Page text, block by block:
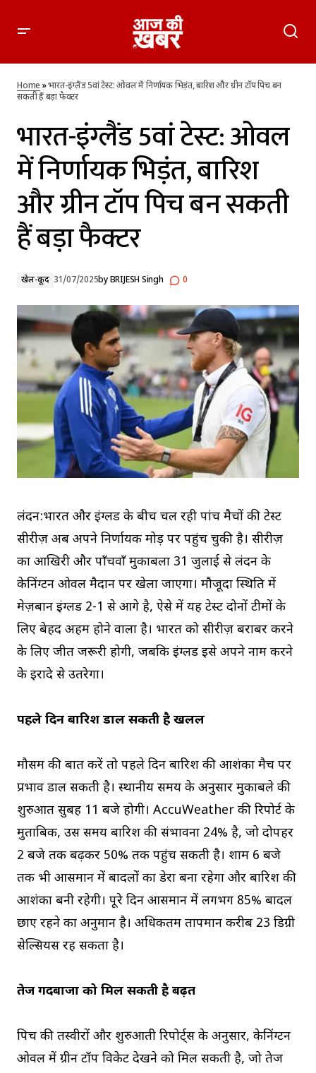
बन सकती हैं बड़ा फैक्टर
Home»भारत-इंग्लैंड 5वां टेस्ट: ओवल में निर्णायक भिड़ंत, बारिश और ग्रीन टॉप पिच बन
सकती हैं बड़ा फैक्टर
भारत-इंग्लैंड 5वां टेस्ट: ओवल
में निर्णायक भिड़ंत, बारिश
और ग्रीन टॉप पिच बन सकती
हैं बड़ा फैक्टर
खेल-कूद 31/07/2025byBRIJESH Singh 0
लंदन:भारत और इंग्लैंड के बीच चल रही पांच मैचों की टेस्ट
सीरीज़ अब अपने निर्णायक मोड़ पर पहुंच चुकी है। सीरीज़
का आखिरी और पाँचवाँ मुकाबला 31 जुलाई से लंदन के
केनिंग्टन ओवल मैदान पर खेला जाएगा। मौजूदा स्थिति में
मेज़बान इंग्लैंड 2-1 से आगे है, ऐसे में यह टेस्ट दोनों टीमों के
लिए बेहद अहम होने वाला है। भारत को सीरीज़ बराबर करने
के लिए जीत जरूरी होगी, जबकि इंग्लैंड इसे अपने नाम करने
के इरादे से उतरेगा।
पहले दिन बारिश डाल सकती है खलल
मौसम की बात करें तो पहले दिन बारिश की आशंका मैच पर
प्रभाव डाल सकती है। स्थानीय समय के अनुसार मुकाबले की
शुरुआत सुबह 11 बजे होगी। AccuWeather की रिपोर्ट के
मुताबिक, उस समय बारिश की संभावना 24% है, जो दोपहर
2 बजे तक बढ़कर 50% तक पहुंच सकती है। शाम 6 बजे
तक भी आसमान में बादलों का डेरा बना रहेगा और बारिश की
आशंका बनी रहेगी। पूरे दिन आसमान में लगभग 85% बादल
छाए रहने का अनुमान है। अधिकतम तापमान करीब 23 डिग्री
सेल्सियस रह सकता है।
तेज गेंदबाजों को मिल सकती है बढ़त
पिच की तस्वीरों और शुरुआती रिपोर्ट्स के अनुसार, केनिंग्टन
ओवल में ग्रीन टॉप विकेट देखने को मिल सकती है, जो तेज